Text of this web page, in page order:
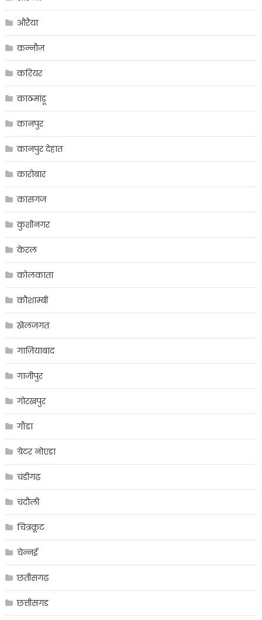
औरैया
कन्नौज़
करियर
काठमांडू
कानपुर
कानपुर देहात
कारोबार
कासगंज
कुशीनगर
केरल
कोलकाता
कौशाम्बी
खेलजगत
गाज़ियाबाद
गाजीपुर
गोरखपुर
गौंडा
ग्रेटर नोएडा
चंडीगढ़
चंदौली
चित्रकूट
चेन्नई
छतीसगढ़
छत्तीसगड